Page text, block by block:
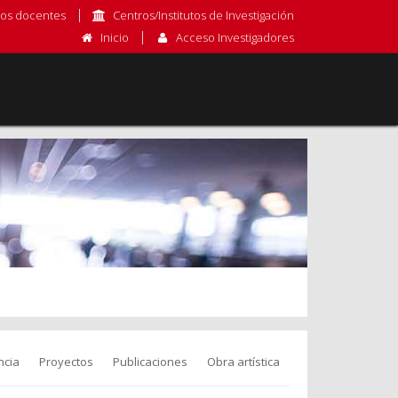
docentes
Centros/Institutos de Investigación
Inicio
Acceso Investigadores
Proyectos Publicaciones Obra artística